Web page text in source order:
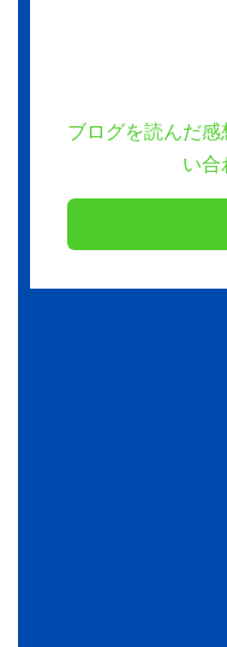
ブログを読んだ
い合